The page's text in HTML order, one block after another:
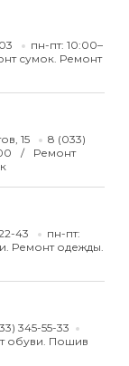
пн-пт: 10:00–
сумок. Ремонт
15
8 (033)
Ремонт
43
пн-пт:
Ремонт одежды.
345-55-33
обуви. Пошив